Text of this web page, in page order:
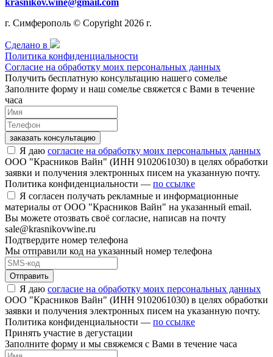
г. Симферополь © Copyright 2026 г.
Сделано в
Политика конфиденциальности
Согласие на обработку моих персональных данных
Получить бесплатную консультацию нашего сомелье
Заполните форму и наш сомелье свяжется с Вами в течение
часа
заказать консультацию
Я даю согласие на обработку моих персональных данных
ООО "Красников Вайн" (ИНН 9102061030) в целях обработки
заявки и получения электронных писем на указанную почту.
Политика конфиденциальности — по ссылке
Я согласен получать рекламные и информационные
материалы от ООО "Красников Вайн" на указанный email.
Вы можете отозвать своё согласие, написав на почту
sale@krasnikovwine.ru
Подтвердите номер телефона
Мы отправили код на указанный номер телефона
Отправить
Я даю согласие на обработку моих персональных данных
ООО "Красников Вайн" (ИНН 9102061030) в целях обработки
заявки и получения электронных писем на указанную почту.
Политика конфиденциальности — по ссылке
Принять участие в дегустации
Заполните форму и мы свяжемся с Вами в течение часа